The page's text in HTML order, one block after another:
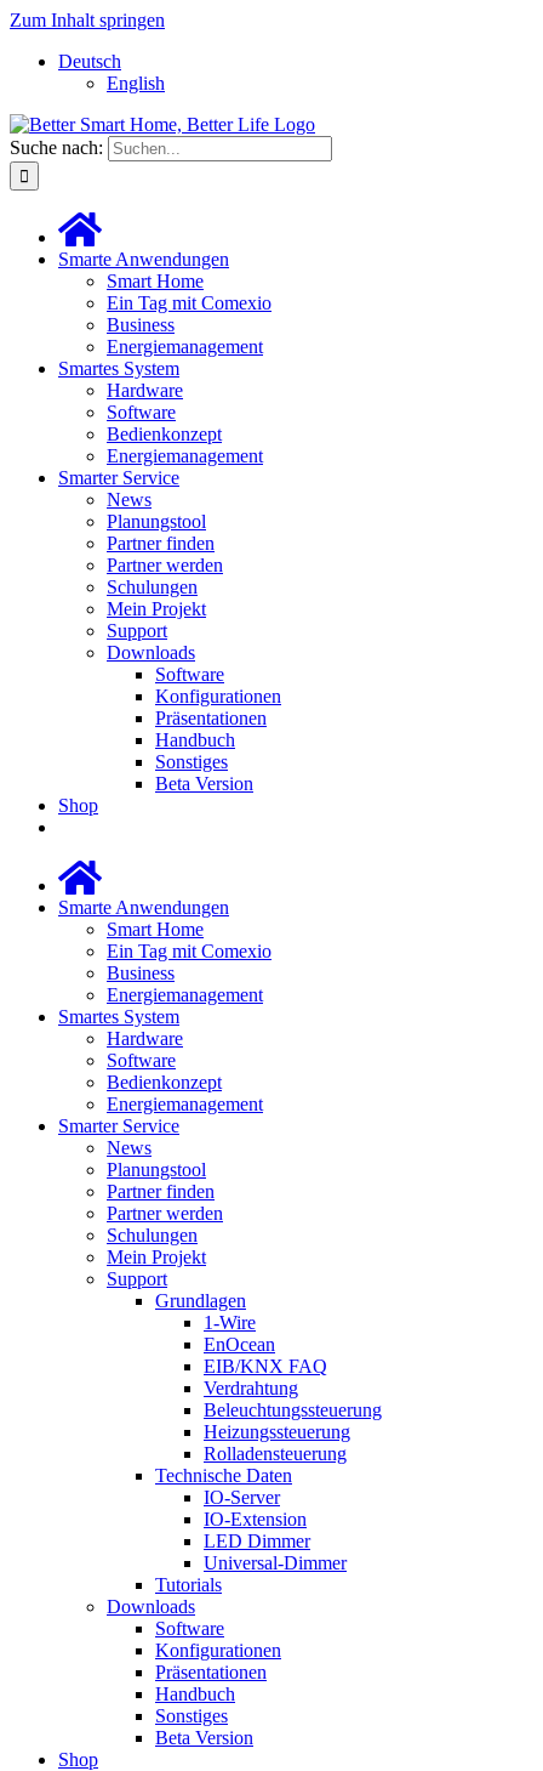
Zum Inhalt springen
Deutsch
English
Suche nach:
Smarte Anwendungen
Smart Home
Ein Tag mit Comexio
Business
Energiemanagement
Smartes System
Hardware
Software
Bedienkonzept
Energiemanagement
Smarter Service
News
Planungstool
Partner finden
Partner werden
Schulungen
Mein Projekt
Support
Downloads
Software
Konfigurationen
Präsentationen
Handbuch
Sonstiges
Beta Version
Shop
Smarte Anwendungen
Smart Home
Ein Tag mit Comexio
Business
Energiemanagement
Smartes System
Hardware
Software
Bedienkonzept
Energiemanagement
Smarter Service
News
Planungstool
Partner finden
Partner werden
Schulungen
Mein Projekt
Support
Grundlagen
1-Wire
EnOcean
EIB/KNX FAQ
Verdrahtung
Beleuchtungssteuerung
Heizungssteuerung
Rolladensteuerung
Technische Daten
IO-Server
IO-Extension
LED Dimmer
Universal-Dimmer
Tutorials
Downloads
Software
Konfigurationen
Präsentationen
Handbuch
Sonstiges
Beta Version
Shop